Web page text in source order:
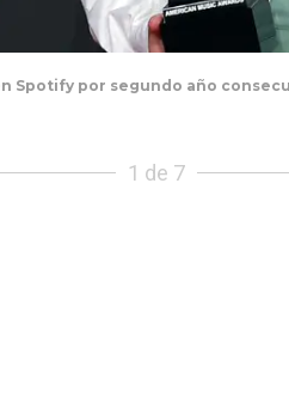
Spotify por segundo año
1 de 7